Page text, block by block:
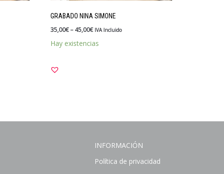
GRABADO NINA SIMONE
35,00€– 45,00€ IVA Incluido
Hay existencias
INFORMACIÓN
Política de privacidad